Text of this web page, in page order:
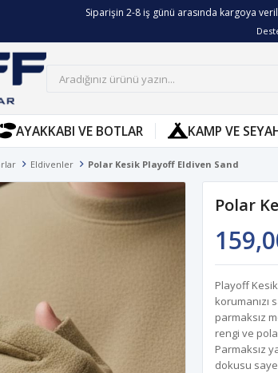
Siparişin 2-8 iş günü arasında kargoya
AYAKKABI VE BOTLAR KAMP VE
Eldivenler Polar Kesik Playoff Eldiven Sand
Polar
Playoff
korumanızı
parmaksız
rengi ve
Parmaksız
dokusu